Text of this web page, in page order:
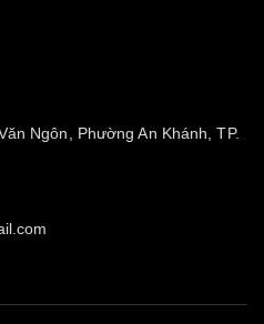
Ngôn, Phường An Khánh, TP.